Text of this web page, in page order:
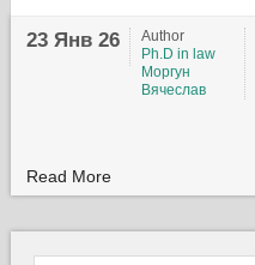
23 Янв 26
Author
Ph.D in law
Моргун
Вячеслав
Read More